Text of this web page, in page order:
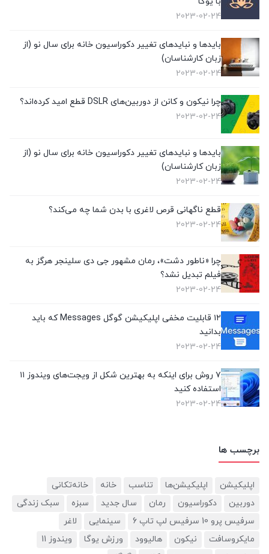
2023-02-24
بایدها و نبایدهای تغییر دکوراسیون خانه برای سال نو (از
زبان کارشناسان)
2023-02-24
چرا نیکون و کانن از دوربین‌های DSLR قطع امید کرده‌اند؟
2023-02-24
بایدها و نبایدهای تغییر دکوراسیون خانه برای سال نو (از
زبان کارشناسان)
2023-02-24
قطع ناگهانی قرص لاغری با بدن شما چه می‌کند؟
2023-02-24
چرا «ناطور دشت»، رمان مشهور جی دی سلینجر هرگز به
فیلم تبدیل نشد؟
2023-02-24
۱۲ قابلیت مخفی اپلیکیشن گوگل Messages که باید
بدانید
2023-02-24
۷ روش برای اینکه به بهترین شکل از ویجت‌های ویندوز ۱۱
استفاده کنید
2023-02-24
برچسب ها
اپلیکیشن اپلیکیشن‌ها تناسب خانه
خانه‌تکانی
دوربین‌
دکوراسیون رمان سال جدید سبزه
سبک زندگی
سرفیس پرو 10 سرفیس لپ تاپ 6
سینمایی
لاغر
مایکروسافت
نیکون هالیوود ورزش یوگا
ویندوز 11